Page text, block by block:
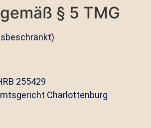
§ 5 TMG
255429
Charlottenburg